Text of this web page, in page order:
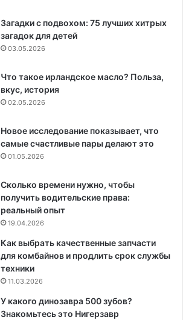
Загадки с подвохом: 75 лучших хитрых
загадок для детей
03.05.2026
Что такое ирландское масло? Польза,
вкус, история
02.05.2026
Новое исследование показывает, что
самые счастливые пары делают это
01.05.2026
Сколько времени нужно, чтобы
получить водительские права:
реальный опыт
19.04.2026
Как выбрать качественные запчасти
для комбайнов и продлить срок службы
техники
11.03.2026
У какого динозавра 500 зубов?
Знакомьтесь это Нигерзавр